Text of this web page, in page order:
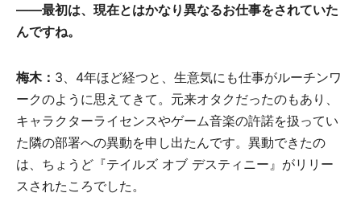
――最初は、現在とはかなり異なるお仕事をされていた
んですね。
梅木： 3、4年ほど経つと、生意気にも仕事がルーチンワ
ークのように思えてきて。元来オタクだったのもあり、
キャラクターライセンスやゲーム音楽の許諾を扱ってい
た隣の部署への異動を申し出たんです。異動できたの
は、ちょうど『テイルズ オブ デスティニー』がリリー
スされたころでした。